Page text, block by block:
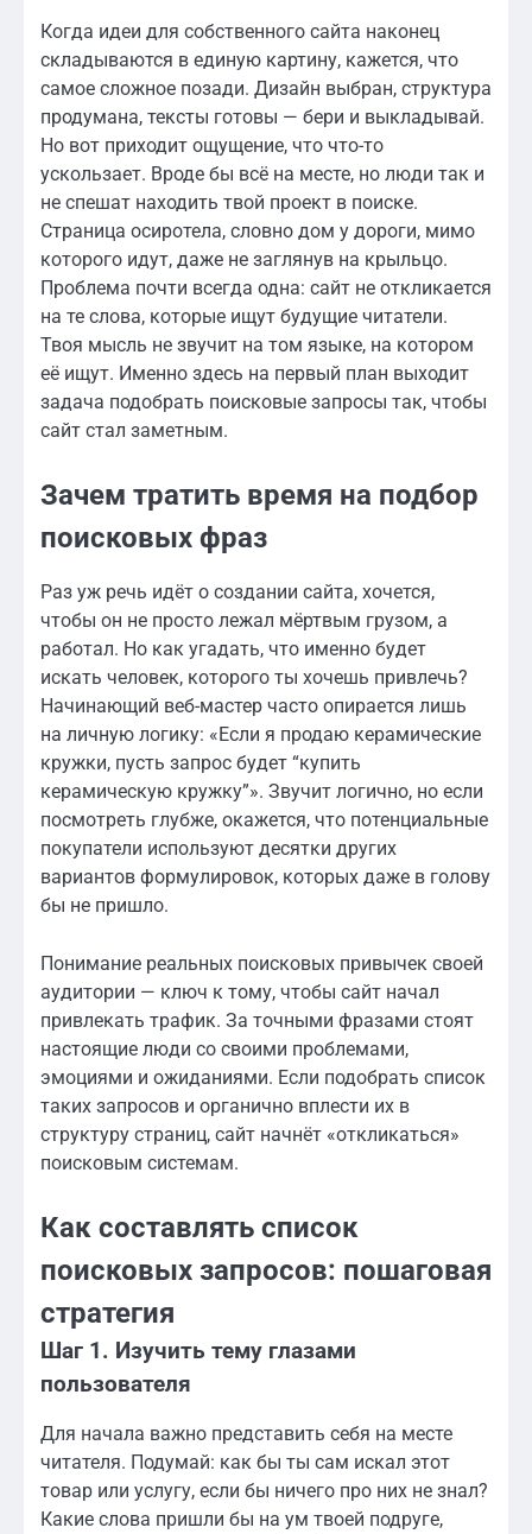
Когда идеи для собственного сайта наконец
складываются в единую картину, кажется, что
самое сложное позади. Дизайн выбран, структура
продумана, тексты готовы — бери и выкладывай.
Но вот приходит ощущение, что что-то
ускользает. Вроде бы всё на месте, но люди так и
не спешат находить твой проект в поиске.
Страница осиротела, словно дом у дороги, мимо
которого идут, даже не заглянув на крыльцо.
Проблема почти всегда одна: сайт не откликается
на те слова, которые ищут будущие читатели.
Твоя мысль не звучит на том языке, на котором
её ищут. Именно здесь на первый план выходит
задача подобрать поисковые запросы так, чтобы
сайт стал заметным.
Зачем тратить время на подбор
поисковых фраз
Раз уж речь идёт о создании сайта, хочется,
чтобы он не просто лежал мёртвым грузом, а
работал. Но как угадать, что именно будет
искать человек, которого ты хочешь привлечь?
Начинающий веб-мастер часто опирается лишь
на личную логику: «Если я продаю керамические
кружки, пусть запрос будет “купить
керамическую кружку”». Звучит логично, но если
посмотреть глубже, окажется, что потенциальные
покупатели используют десятки других
вариантов формулировок, которых даже в голову
бы не пришло.
Понимание реальных поисковых привычек своей
аудитории — ключ к тому, чтобы сайт начал
привлекать трафик. За точными фразами стоят
настоящие люди со своими проблемами,
эмоциями и ожиданиями. Если подобрать список
таких запросов и органично вплести их в
структуру страниц, сайт начнёт «откликаться»
поисковым системам.
Как составлять список
поисковых запросов: пошаговая
стратегия
Шаг 1. Изучить тему глазами
пользователя
Для начала важно представить себя на месте
читателя. Подумай: как бы ты сам искал этот
товар или услугу, если бы ничего про них не знал?
Какие слова пришли бы на ум твоей подруге,